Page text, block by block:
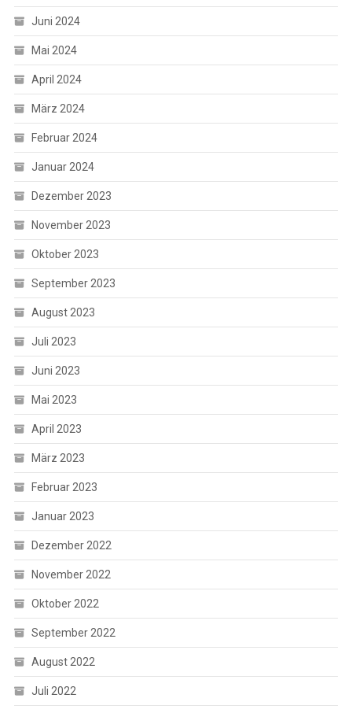
Juni 2024
Mai 2024
April 2024
März 2024
Februar 2024
Januar 2024
Dezember 2023
November 2023
Oktober 2023
September 2023
August 2023
Juli 2023
Juni 2023
Mai 2023
April 2023
März 2023
Februar 2023
Januar 2023
Dezember 2022
November 2022
Oktober 2022
September 2022
August 2022
Juli 2022